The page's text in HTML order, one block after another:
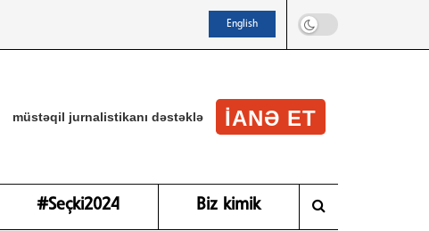
English
müstəqil jurnalistikanı dəstəklə IANƏ ET
#Seçki2024 Biz kimik